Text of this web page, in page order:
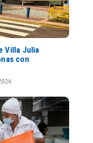
Villa Julia
con